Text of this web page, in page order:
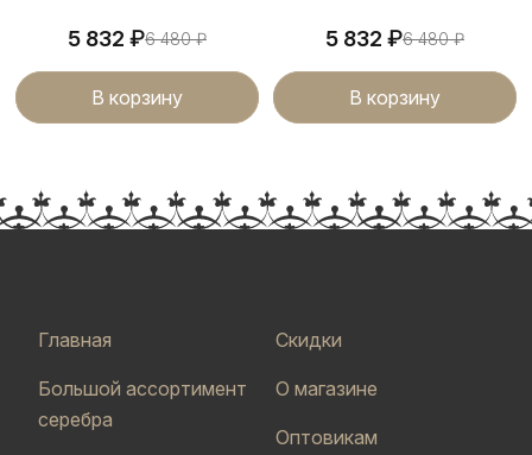
5 832 ₽6 480₽
В корзину
5 832 ₽6 480₽
В корзину
Главная
Большой ассортимент
серебра
Скидки
О магазине
Оптовикам